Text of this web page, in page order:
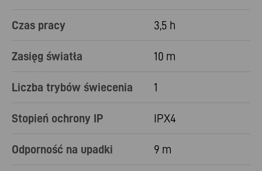
Czas pracy 3,5 h
Zasięg światła 10 m
Liczba trybów świecenia 1
Stopień ochrony IP IPX4
Odporność na upadki 9 m